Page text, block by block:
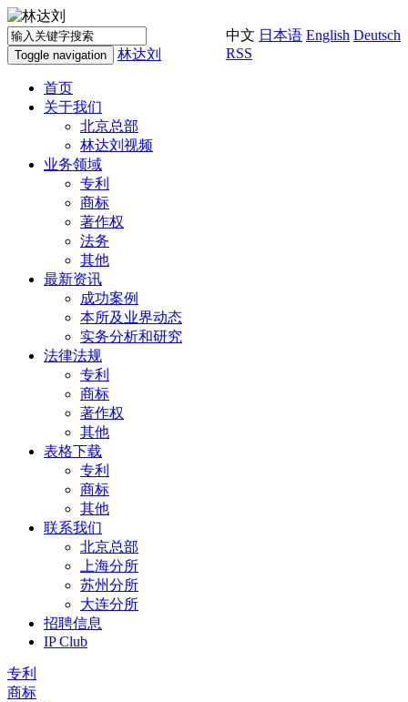
中文 日本语 English Deutsch
RSS
Toggle navigation 林达刘
首页
关于我们
北京总部
林达刘视频
业务领域
专利
商标
著作权
法务
其他
最新资讯
成功案例
本所及业界动态
实务分析和研究
法律法规
专利
商标
著作权
其他
表格下载
专利
商标
其他
联系我们
北京总部
上海分所
苏州分所
大连分所
招聘信息
IP Club
专利
商标